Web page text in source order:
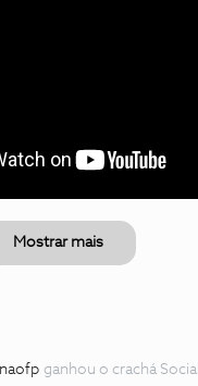
Mostrar mais
ganhou o crachá Social